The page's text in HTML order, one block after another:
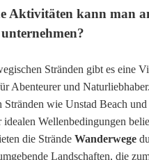
Aktivitäten kann man
Stränden gibt es eine
Abenteurer und Naturliebhaber.
Stränden wie Unstad Beach und
idealen Wellenbedingungen
die Strände Wanderwege
Landschaften, die